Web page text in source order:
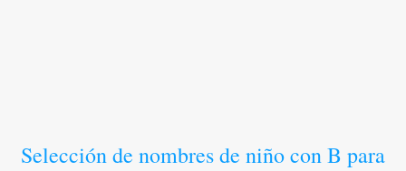
Selección de nombres de niño con B para